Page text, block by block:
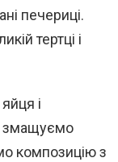
печериці.
тертці і
і
змащуємо
композицію з